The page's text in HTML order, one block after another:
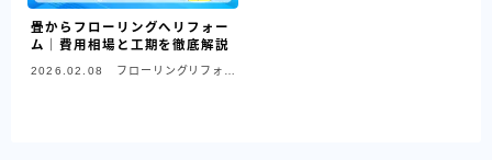
畳からフローリングへリフォー
ム｜費用相場と工期を徹底解説
2026.02.08
フローリングリフォー